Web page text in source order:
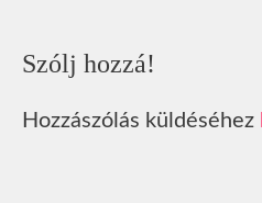
Szólj hozzá!
Hozzászólás küldéséhez